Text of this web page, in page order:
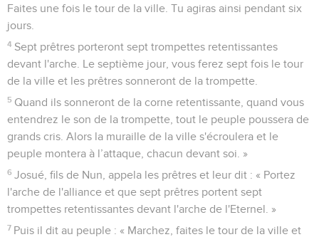
Faites une fois le tour de la ville. Tu agiras ainsi pendant six
jours.
4 Sept prêtres porteront sept trompettes retentissantes
devant l'arche. Le septième jour, vous ferez sept fois le tour
de la ville et les prêtres sonneront de la trompette.
5 Quand ils sonneront de la corne retentissante, quand vous
entendrez le son de la trompette, tout le peuple poussera de
grands cris. Alors la muraille de la ville s'écroulera et le
peuple montera à l’attaque, chacun devant soi. »
6 Josué, fils de Nun, appela les prêtres et leur dit : « Portez
l'arche de l'alliance et que sept prêtres portent sept
trompettes retentissantes devant l'arche de l'Eternel. »
7 Puis il dit au peuple : « Marchez, faites le tour de la ville et